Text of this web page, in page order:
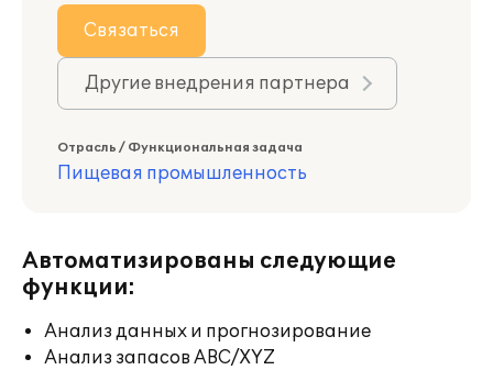
Связаться
Другие внедрения партнера
Отрасль / Функциональная задача
Пищевая промышленность
Автоматизированы следующие
функции:
Анализ данных и прогнозирование
Анализ запасов ABC/XYZ